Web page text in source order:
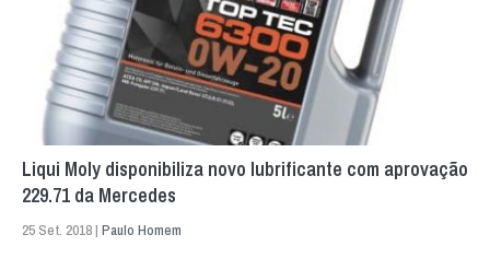
Liqui Moly disponibiliza novo lubrificante com aprovação
229.71 da Mercedes
25 Set. 2018 | Paulo Homem